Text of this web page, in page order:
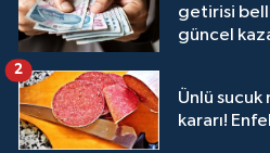
getirisi
güncel
Ünlü sucuk
kararı!
2